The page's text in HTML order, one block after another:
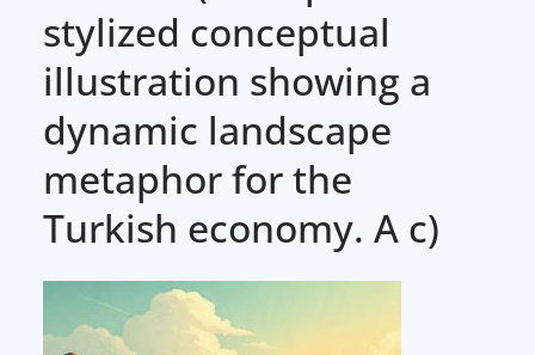
stylized conceptual
illustration showing a
dynamic landscape
metaphor for the
Turkish economy. A c)